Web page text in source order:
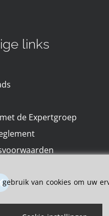
links
de Expertgroep
gebruik van cookies om uw